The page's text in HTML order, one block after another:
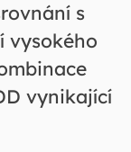
s
vysokého
vynikající